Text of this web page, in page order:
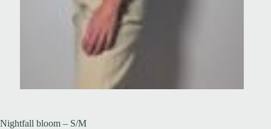
Nightfall bloom – S/M